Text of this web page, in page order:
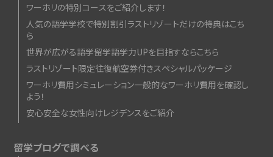
ワーホリの特別コースをご紹介します！
人気の語学学校で特別割引ラストリゾートだけの特典はこち
ら
世界が広がる語学留学語学力UPを目指すならこちら
ラストリゾート限定往復航空券付きスペシャルパッケージ
ワーホリ費用シミュレーション一般的なワーホリ費用を確認し
よう！
安心安全な女性向けレジデンスをご紹介
留学ブログで調べる